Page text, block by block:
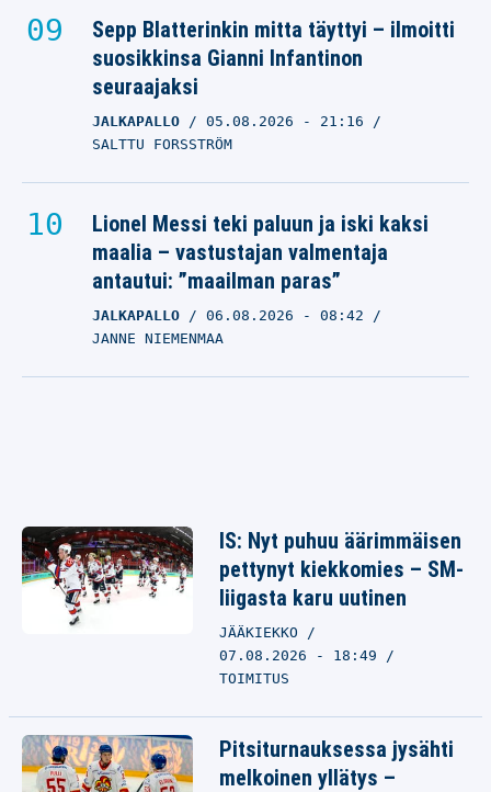
Sepp Blatterinkin mitta täyttyi – ilmoitti
suosikkinsa Gianni Infantinon
seuraajaksi
JALKAPALLO 05.08.2026 - 21:16
SALTTU FORSSTRÖM
Lionel Messi teki paluun ja iski kaksi
maalia – vastustajan valmentaja
antautui: ”maailman paras”
JALKAPALLO 06.08.2026 - 08:42
JANNE NIEMENMAA
IS: Nyt puhuu äärimmäisen
pettynyt kiekkomies – SM-
liigasta karu uutinen
JÄÄKIEKKO
07.08.2026 - 18:49
TOIMITUS
Pitsiturnauksessa jysähti
melkoinen yllätys –